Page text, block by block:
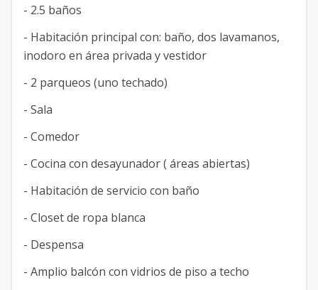
- 2.5 baños
- Habitación principal con: baño, dos lavamanos,
inodoro en área privada y vestidor
- 2 parqueos (uno techado)
- Sala
- Comedor
- Cocina con desayunador ( áreas abiertas)
- Habitación de servicio con baño
- Closet de ropa blanca
- Despensa
- Amplio balcón con vidrios de piso a techo